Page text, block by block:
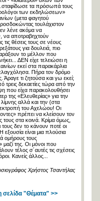
τα πρόσωπά τους
των εκδηλώσεων»
(μετα φαγητού
τουλάχιστον
λένε ακόμα να
να αποτραβηχτούν
θέσεις τους σε νέους
για δουλειά, πιο
το μέλλον που
ΔΕΝ είχε τελειώσει η
εκεί στα παρακάρλια
Πήρα τον δρόμο
Άραγε τι ζητούσα και γω εκεί;
δεκαετίες τώρα από την
που είχα παρακολουθήσει
της «Ελευθερίας» για την
λίμνης αλλά και την (στα
του Αχελώου! Οι
πρέπει να κλείσουν τον
τους στα κοινά. Κρίμα όμως,
τους δεν το κάνουν ποτέ οι
εξουσία είναι μια πλούσια
ομήρους τους
μαζί της. Οι μόνοι που
τέλος σ´αυτές τις σχέσεις
Κανείς άλλος...
Χρήστος Τσαντήλας
σελίδα "Θέματα" >>